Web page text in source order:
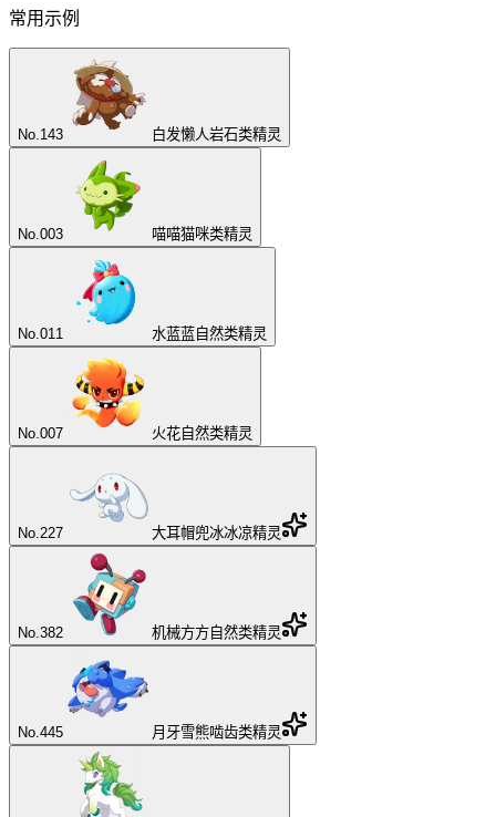
常用示例
No. 143 白发懒人岩石类精灵
No. 003 喵喵猫咪类精灵
No. 011 水蓝蓝自然类精灵
No. 007 火花自然类精灵
No. 227 大耳帽兜冰冰凉精灵
No. 382 机械方方自然类精灵
No. 445 月牙雪熊啮齿类精灵